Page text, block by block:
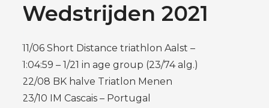
Wedstrijden 2021
11/06 Short Distance triathlon Aalst –
1:04:59 – 1/21 in age group (23/74 alg.)
22/08 BK halve Triatlon Menen
23/10 IM Cascais – Portugal